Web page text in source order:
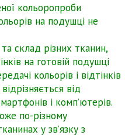
кольоропроби
на подушці не
склад різних тканин,
на готовій подушці
кольорів і відтінків
від
і комп’ютерів.
по-різному
у зв’язку з